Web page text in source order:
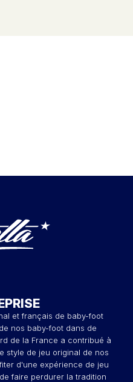
et français de baby-foot
nos baby-foot dans de
de la France a contribué à
style de jeu original de nos
d'une expérience de jeu
faire perdurer la tradition